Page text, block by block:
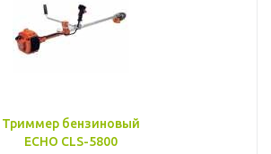
Триммер бензиновый
ECHO CLS-5800